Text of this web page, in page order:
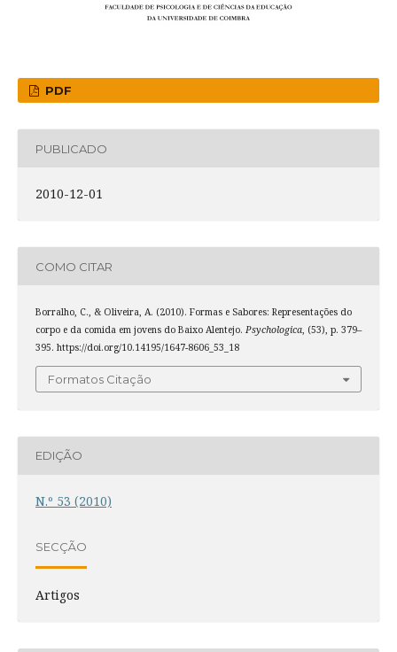
PDF
PUBLICADO
2010-12-01
COMO CITAR
Borralho, C., & Oliveira, A. (2010). Formas e Sabores: Representações do
corpo e da comida em jovens do Baixo Alentejo. Psychologica, (53), p. 379–
395. https://doi.org/10.14195/1647-8606_53_18
Formatos Citação
EDIÇÃO
N.º 53 (2010)
SECÇÃO
Artigos